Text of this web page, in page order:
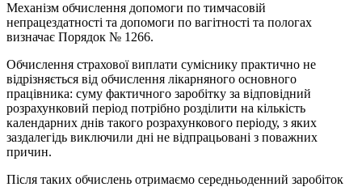
Механізм обчислення допомоги по тимчасовій
непрацездатності та допомоги по вагітності та пологах
визначає Порядок № 1266.
Обчислення страхової виплати суміснику практично не
відрізняється від обчислення лікарняного основного
працівника: суму фактичного заробітку за відповідний
розрахунковий період потрібно розділити на кількість
календарних днів такого розрахункового періоду, з яких
заздалегідь виключили дні не відпрацьовані з поважних
причин.
Після таких обчислень отримаємо середньоденний заробіток